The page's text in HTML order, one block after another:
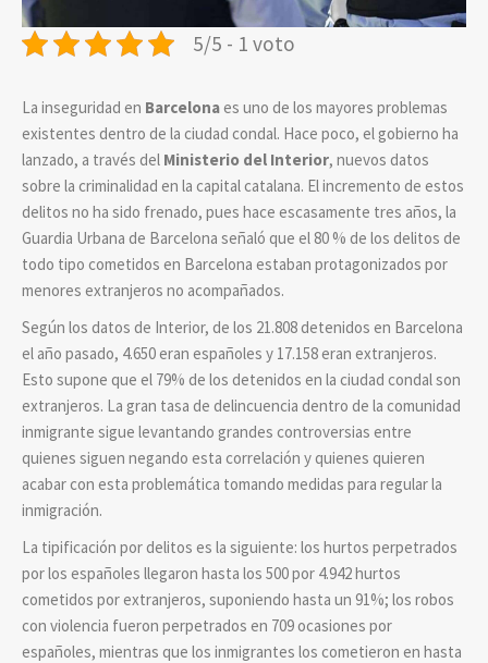
5/5 - 1 voto
La inseguridad en Barcelonaes uno de los mayores problemas
existentes dentro de la ciudad condal. Hace poco, el gobierno ha
lanzado, a través del Ministerio del Interior, nuevos datos
sobre la criminalidad en la capital catalana. El incremento de estos
delitos no ha sido frenado, pues hace escasamente tres años, la
Guardia Urbana de Barcelona señaló que el 80 % de los delitos de
todo tipo cometidos en Barcelona estaban protagonizados por
menores extranjeros no acompañados.
Según los datos de Interior, de los 21.808 detenidos en Barcelona
el año pasado, 4.650 eran españoles y 17.158 eran extranjeros.
Esto supone que el 79% de los detenidos en la ciudad condal son
extranjeros. La gran tasa de delincuencia dentro de la comunidad
inmigrante sigue levantando grandes controversias entre
quienes siguen negando esta correlación y quienes quieren
acabar con esta problemática tomando medidas para regular la
inmigración.
La tipificación por delitos es la siguiente: los hurtos perpetrados
por los españoles llegaron hasta los 500 por 4.942 hurtos
cometidos por extranjeros, suponiendo hasta un 91%; los robos
con violencia fueron perpetrados en 709 ocasiones por
españoles, mientras que los inmigrantes los cometieron en hasta